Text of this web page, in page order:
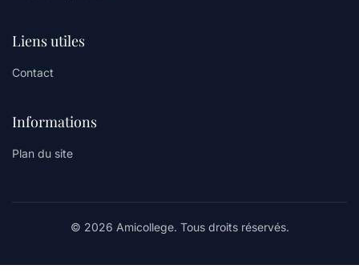
Liens utiles
Contact
Informations
Plan du site
© 2026 Amicollege. Tous droits réservés.